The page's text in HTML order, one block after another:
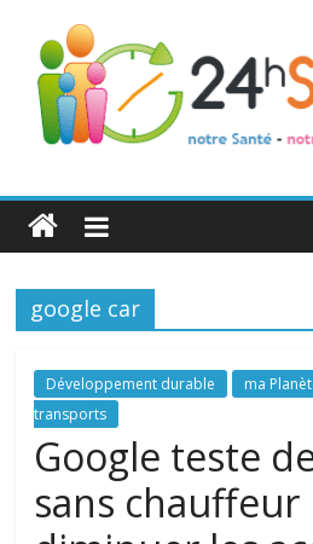
24h
Santé
La
de
toute
famille
google car
Développement durable ma
transports
Google teste
sans